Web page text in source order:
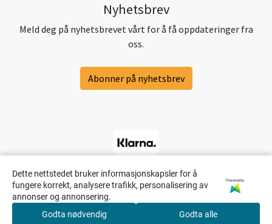
Dette nettstedet bruker informasjonskapsler for å
fungere korrekt, analysere trafikk, personalisering av
annonser og annonsering.
Powered by
Godta nødvendig Godta alle
Nyhetsbrev
Meld deg på nyhetsbrevet vårt for å få oppdateringer fra
oss.
Abonner på nyhetsbrev